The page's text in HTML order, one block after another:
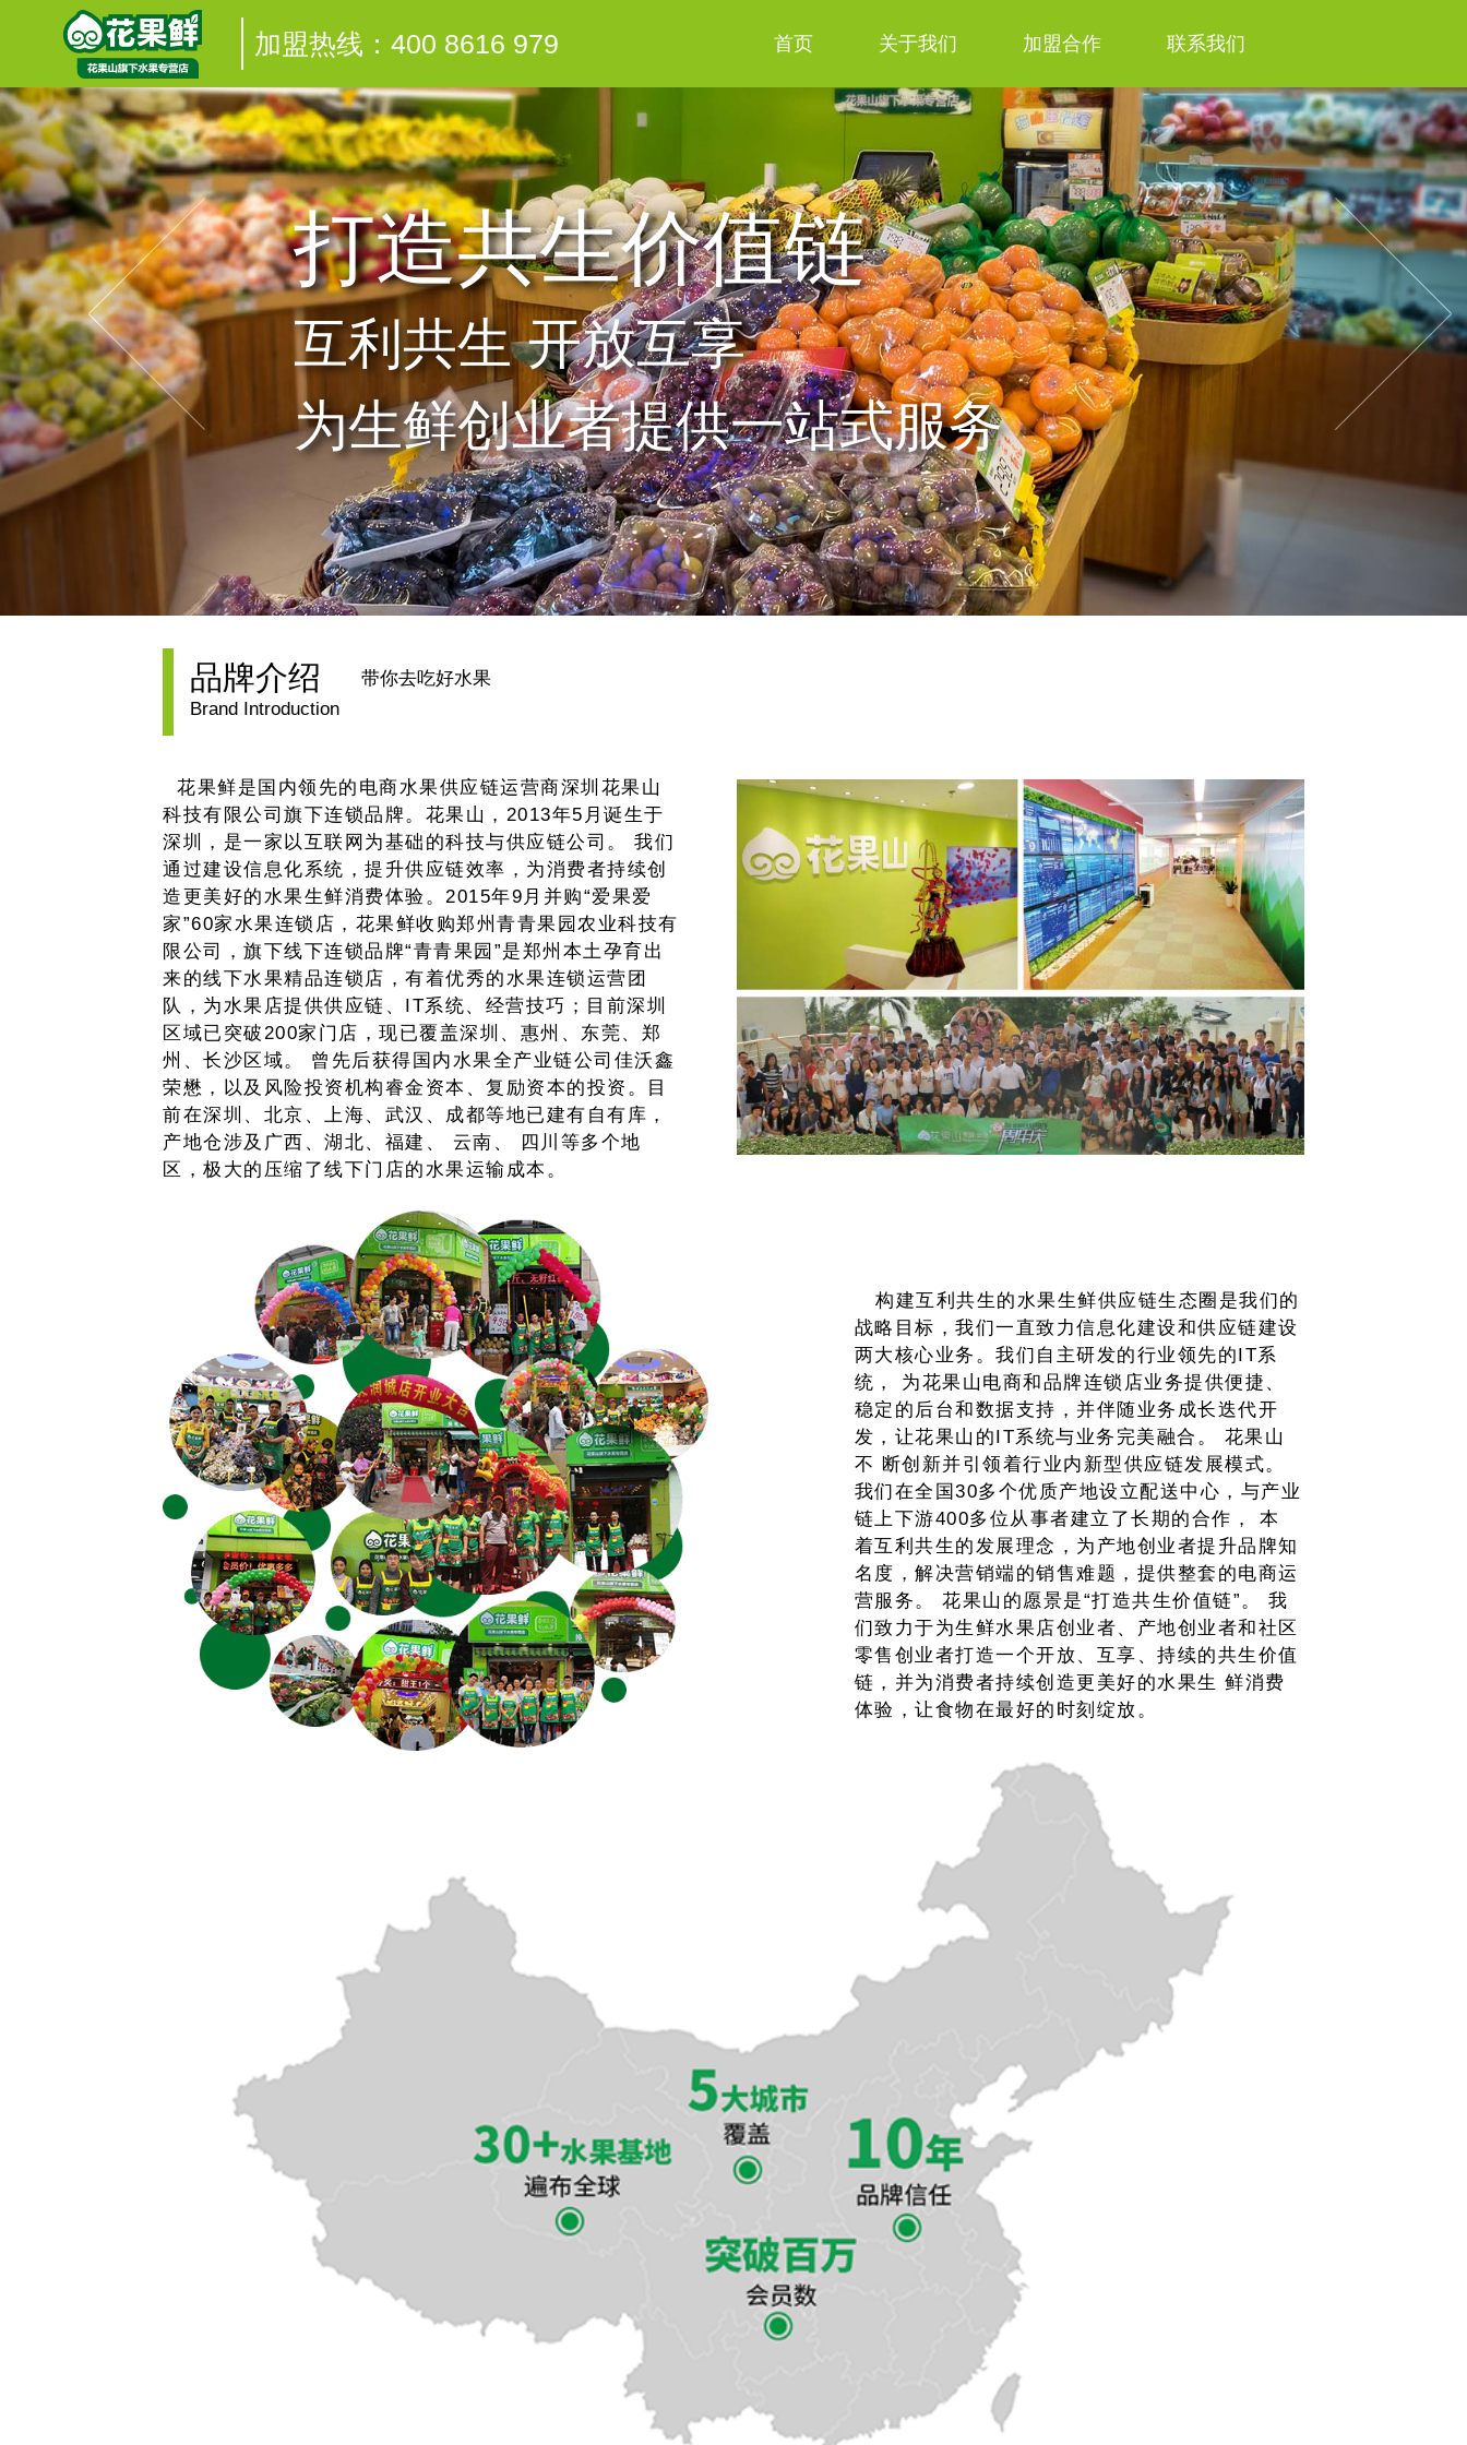
加盟热线：400 8616 979 首页 关于我们 加盟合作 联系我们
打造共生价值链
互利共生 开放互享
为生鲜创业者提供一站式服务
Previous Next
品牌介绍
Brand Introduction
带你去吃好水果
花果鲜是国内领先的电商水果供应链运营商深圳花果山
科技有限公司旗下连锁品牌。花果山，2013年5月诞生于
深圳，是一家以互联网为基础的科技与供应链公司。 我们
通过建设信息化系统，提升供应链效率，为消费者持续创
造更美好的水果生鲜消费体验。2015年9月并购“爱果爱
家”60家水果连锁店，花果鲜收购郑州青青果园农业科技有
限公司，旗下线下连锁品牌“青青果园”是郑州本土孕育出
来的线下水果精品连锁店，有着优秀的水果连锁运营团
队，为水果店提供供应链、IT系统、经营技巧；目前深圳
区域已突破200家门店，现已覆盖深圳、惠州、东莞、郑
州、长沙区域。 曾先后获得国内水果全产业链公司佳沃鑫
荣懋，以及风险投资机构睿金资本、复励资本的投资。目
前在深圳、北京、上海、武汉、成都等地已建有自有库，
产地仓涉及广西、湖北、福建、 云南、 四川等多个地
区，极大的压缩了线下门店的水果运输成本。
构建互利共生的水果生鲜供应链生态圈是我们的
战略目标，我们一直致力信息化建设和供应链建设
两大核心业务。我们自主研发的行业领先的IT系
统， 为花果山电商和品牌连锁店业务提供便捷、
稳定的后台和数据支持，并伴随业务成长迭代开
发，让花果山的IT系统与业务完美融合。 花果山
不 断创新并引领着行业内新型供应链发展模式。
我们在全国30多个优质产地设立配送中心，与产业
链上下游400多位从事者建立了长期的合作， 本
着互利共生的发展理念，为产地创业者提升品牌知
名度，解决营销端的销售难题，提供整套的电商运
营服务。 花果山的愿景是“打造共生价值链”。 我
们致力于为生鲜水果店创业者、产地创业者和社区
零售创业者打造一个开放、互享、持续的共生价值
链，并为消费者持续创造更美好的水果生 鲜消费
体验，让食物在最好的时刻绽放。